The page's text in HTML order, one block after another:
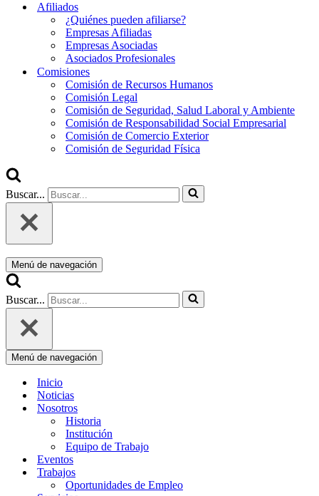
Afiliados
¿Quiénes pueden afiliarse?
Empresas Afiliadas
Empresas Asociadas
Asociados Profesionales
Comisiones
Comisión de Recursos Humanos
Comisión Legal
Comisión de Seguridad, Salud Laboral y Ambiente
Comisión de Responsabilidad Social Empresarial
Comisión de Comercio Exterior
Comisión de Seguridad Física
Buscar...
Menú de navegación
Buscar...
Menú de navegación
Inicio
Noticias
Nosotros
Historia
Institución
Equipo de Trabajo
Eventos
Trabajos
Oportunidades de Empleo